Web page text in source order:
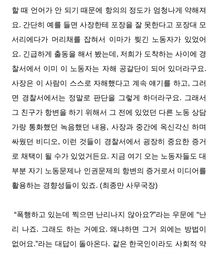
할 때 언어가 안 되기 때문에 항의의 정도가 엄청나게 약해져
요. 간단히 예를 들면 사장한테 포장을 잘 못한다고 포장대 모
서리에다가 머리채를 잡혀서 이마가 찢긴 노동자가 있었어
요. 긴급하게 출동을 해서 봤는데, 저희가 도착하는 사이에 경
찰서에서 이미 이 노동자는 자해 공갈단이 되어 있더라구요.
사장은 이 사람이 스스로 자해했다고 계속 얘기를 하고, 그러
면 경찰서에서는 정말로 판단을 그렇게 하더라구요. 그래서
그 친구가 항변을 하기 위해서 그 전에 있었던 다른 노동 상담
가랑 통화했던 녹음했던 내용, 사장과 중간에 옥신각신 하며
싸웠던 비디오, 이런 것들이 경찰서에서 굉장히 중요한 증거
로 채택이 될 수가 있었거든요. 지금 여기 오는 노동자들도 대
부분 자기 노동문제나 인권문제의 항변의 증거로서 미디어를
활용하는 경향성들이 있죠. (최종만 사무국장)
“폭행하고 있는데 찍으면 난리나지 않아요?”라는 우문에 “난
리 나죠. 그래도 하는 거예요. 왜냐하면 그거 외에는 방법이
없어요.”라는 대답이 돌아온다. 같은 한국인이라도 사회적 약